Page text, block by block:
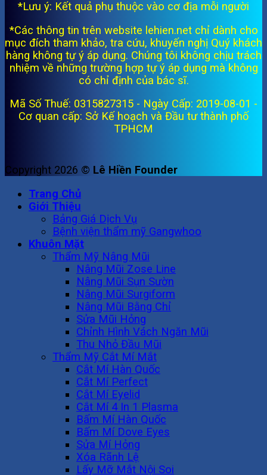
*Lưu ý: Kết quả phụ thuộc vào cơ địa mỗi người
*Các thông tin trên website lehien.net chỉ dành cho
mục đích tham khảo, tra cứu, khuyến nghị Quý khách
hàng không tự ý áp dụng. Chúng tôi không chịu trách
nhiệm về những trường hợp tự ý áp dụng mà không
có chỉ định của bác sĩ.
Mã Số Thuế: 0315827315 - Ngày Cấp: 2019-08-01 -
Cơ quan cấp: Sở Kế hoạch và Đầu tư thành phố
TPHCM
Copyright 2026 © Lê Hiền Founder
Trang Chủ
Giới Thiệu
Bảng Giá Dịch Vụ
Bệnh viện thẩm mỹ Gangwhoo
Khuôn Mặt
Thẩm Mỹ Nâng Mũi
Nâng Mũi Zose Line
Nâng Mũi Sụn Sườn
Nâng Mũi Surgiform
Nâng Mũi Bằng Chỉ
Sửa Mũi Hỏng
Chỉnh Hình Vách Ngăn Mũi
Thu Nhỏ Đầu Mũi
Thẩm Mỹ Cắt Mí Mắt
Cắt Mí Hàn Quốc
Cắt Mí Perfect
Cắt Mí Eyelid
Cắt Mí 4 In 1 Plasma
Bấm Mí Hàn Quốc
Bấm Mí Dove Eyes
Sửa Mí Hỏng
Xóa Rãnh Lệ
Lấy Mỡ Mắt Nội Soi